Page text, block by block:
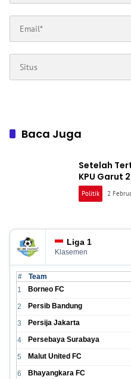
Baca Juga
Setelah
KPU Garut
Politik 2
Liga 1
Klasemen
# Team
1 Borneo FC
2
Persib Bandung
3
Persija Jakarta
4
Persebaya Surabaya
5
Malut United FC
6
Bhayangkara FC